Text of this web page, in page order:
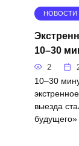
НОВОСТИ
10–30
2
10–30
выезда